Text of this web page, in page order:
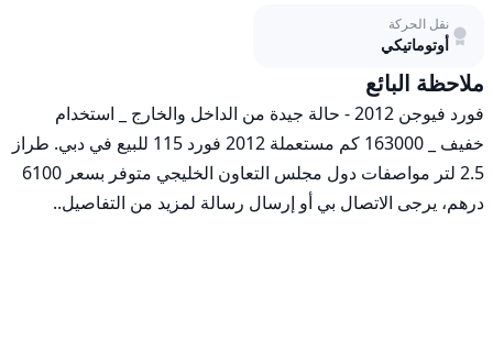
نقل الحركة
أوتوماتيكي
ملاحظة البائع